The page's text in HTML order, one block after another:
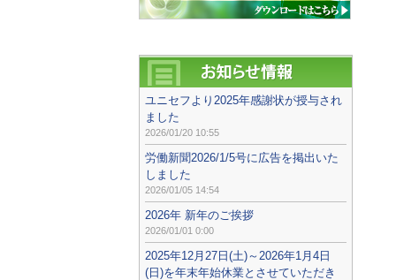
ユニセフより2025年感謝状が授与され
ました
2026/01/20 10:55
労働新聞2026/1/5号に広告を掲出いた
しました
2026/01/05 14:54
2026年 新年のご挨拶
2026/01/01 0:00
2025年12月27日(土)～2026年1月4日
(日)を年末年始休業とさせていただき